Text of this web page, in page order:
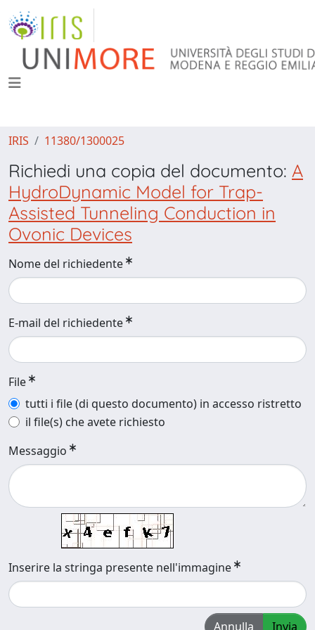
IRIS 11380/1300025
Richiedi una copia del documento: A
HydroDynamic Model for Trap-
Assisted Tunneling Conduction in
Ovonic Devices
Nome del richiedente
E-mail del richiedente
File
tutti i file (di questo documento) in accesso ristretto
il file(s) che avete richiesto
Messaggio
Inserire la stringa presente nell'immagine
Annulla Invia